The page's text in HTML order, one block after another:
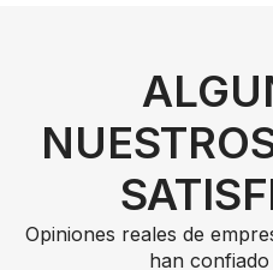
Opiniones reales de
han